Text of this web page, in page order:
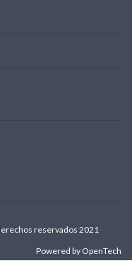
reservados 2021
Powered by OpenTech